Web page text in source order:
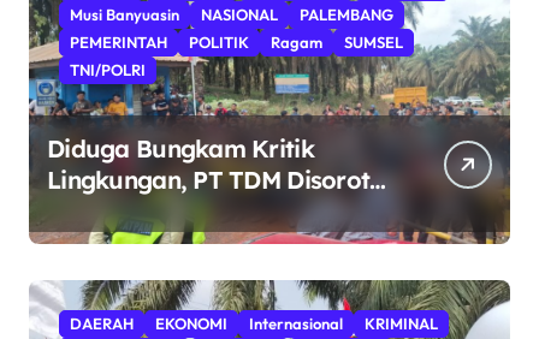
Musi Banyuasin
NASIONAL
PALEMBANG
PEMERINTAH
POLITIK Ragam
SUMSEL
TNI/POLRI
Diduga Bungkam Kritik
Lingkungan, PT TDM Disorot
Usai Aksi Damai Gagal
Digelar; POSE RI Nilai Ada
Indikasi Obstruction terhadap
Hak Konstitusional Warga.
DAERAH EKONOMI Internasional
KRIMINAL